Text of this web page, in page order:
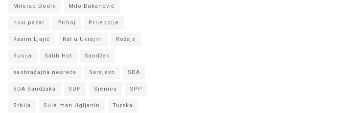
Milorad Dodik Milo Đukanović
novi pazar Priboj Prijepolje
Rasim Ljajić Rat u Ukrajini Rožaje
Rusija Salih Hot Sandžak
saobraćajna nesreća Sarajevo SDA
SDA Sandžaka SDP Sjenica SPP
Srbija Sulejman Ugljanin Turska